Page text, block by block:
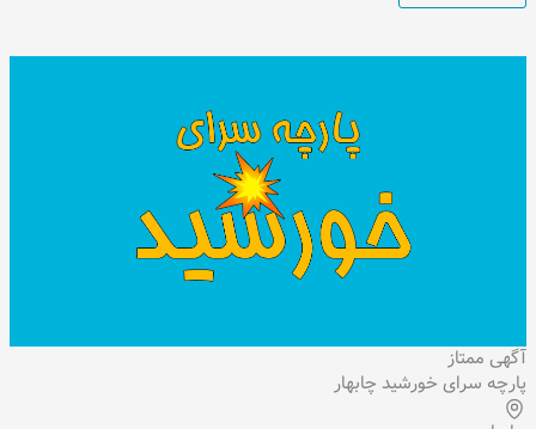
آگهی ممتاز
پارچه سرای خورشید چابهار